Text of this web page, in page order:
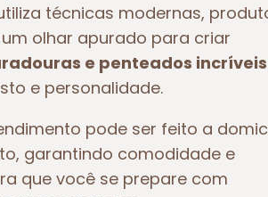
técnicas modernas,
olhar apurado para criar
e penteados incríveis
e personalidade.
pode ser feito a
garantindo comodidade e
que você se prepare com